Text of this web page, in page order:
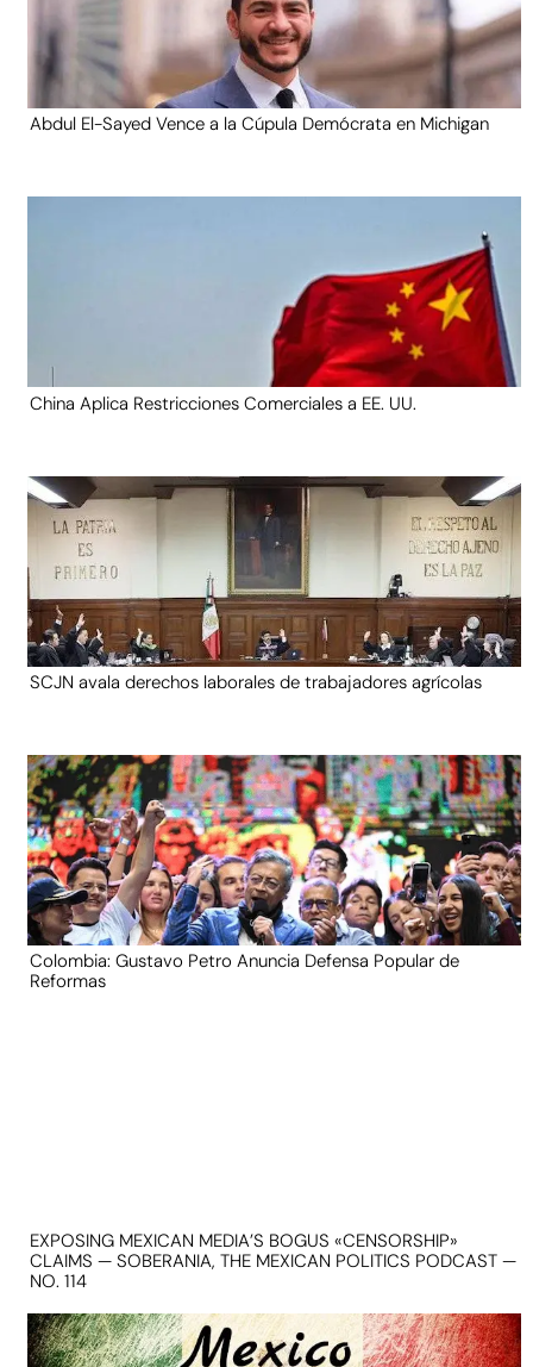
Abdul El-Sayed Vence a la Cúpula Demócrata en Michigan
China Aplica Restricciones Comerciales a EE. UU.
SCJN avala derechos laborales de trabajadores agrícolas
Colombia: Gustavo Petro Anuncia Defensa Popular de
Reformas
EXPOSING MEXICAN MEDIA’S BOGUS «CENSORSHIP»
CLAIMS — SOBERANIA, THE MEXICAN POLITICS PODCAST —
NO. 114